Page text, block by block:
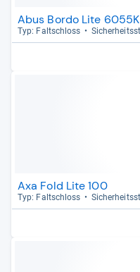
Abus Bordo Lite 6055K
Typ: Falt­schloss
Axa Fold Lite 100
Typ: Falt­schloss